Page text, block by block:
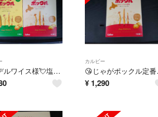
エーデルワイス様💘塩味５袋＋とうきび味計１０袋入り✨
カルビー
😘じ
¥ 1,290